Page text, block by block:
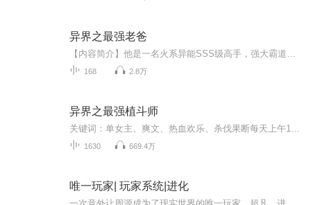
异界之最强老爸
168 2.8万
异界之最强植斗师
1630 669.4万
唯一玩家| 玩家系统|进化